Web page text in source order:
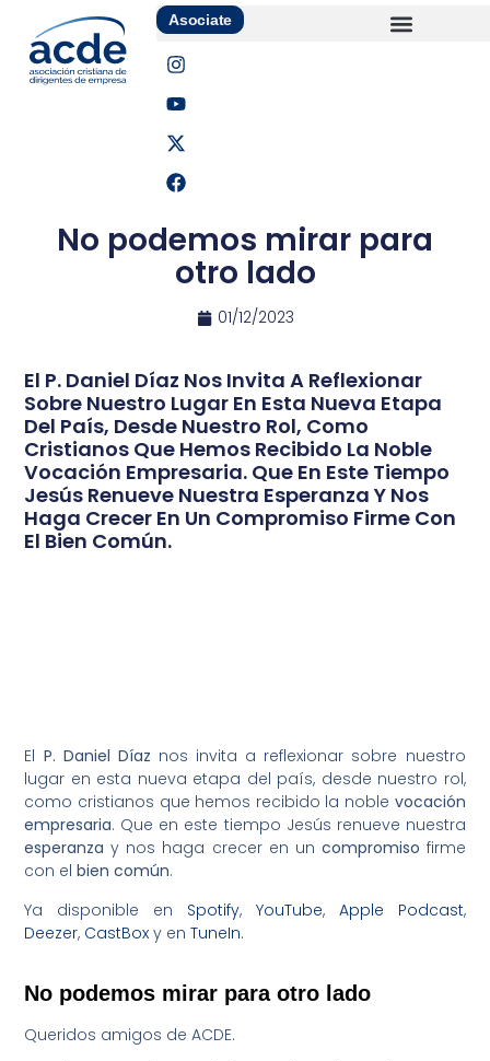
Asociate
No podemos mirar para
otro lado
01/12/2023
El P. Daniel Díaz Nos Invita A Reflexionar
Sobre Nuestro Lugar En Esta Nueva Etapa
Del País, Desde Nuestro Rol, Como
Cristianos Que Hemos Recibido La Noble
Vocación Empresaria. Que En Este Tiempo
Jesús Renueve Nuestra Esperanza Y Nos
Haga Crecer En Un Compromiso Firme Con
El Bien Común.
El P. Daniel Díaz nos invita a reflexionar sobre nuestro
lugar en esta nueva etapa del país, desde nuestro rol,
como cristianos que hemos recibido la noble vocación
empresaria. Que en este tiempo Jesús renueve nuestra
esperanza y nos haga crecer en un compromiso firme
con elbien común.
Ya disponible en Spotify, YouTube, Apple Podcast,
Deezer, CastBox y enTuneIn.
No podemos mirar para otro lado
Queridos amigos de ACDE.